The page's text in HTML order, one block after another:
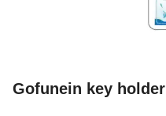
Gofunein key holder